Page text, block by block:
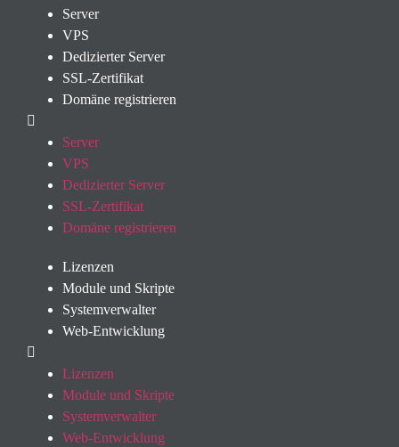
Server
VPS
Dedizierter Server
SSL-Zertifikat
Domäne registrieren
Server
VPS
Dedizierter Server
SSL-Zertifikat
Domäne registrieren
Lizenzen
Module und Skripte
Systemverwalter
Web-Entwicklung
Lizenzen
Module und Skripte
Systemverwalter
Web-Entwicklung